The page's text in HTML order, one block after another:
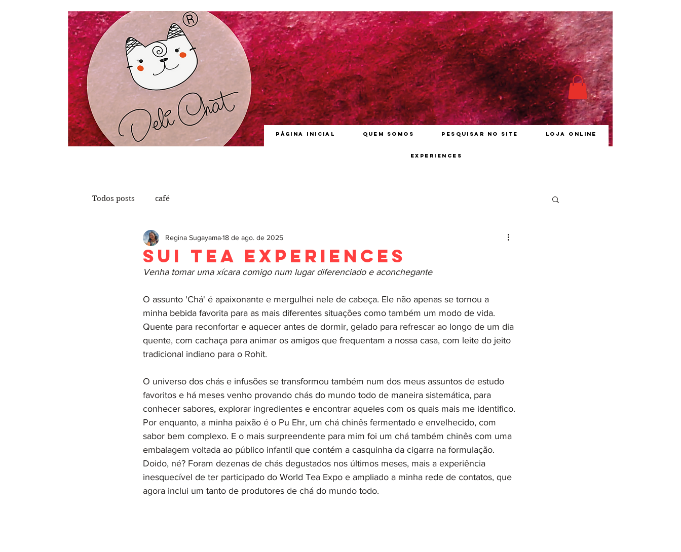
Página inicial Quem somos Pesquisar no site Loja online
Experiences
Todos posts café
Sui Tea Experiences
Regina Sugayama18 de ago. de 2025
Venha tomar uma xícara comigo num lugar diferenciado e aconchegante
O assunto 'Chá' é apaixonante e mergulhei nele de cabeça. Ele não apenas se tornou a
minha bebida favorita para as mais diferentes situações como também um modo de vida.
Quente para reconfortar e aquecer antes de dormir, gelado para refrescar ao longo de um dia
quente, com cachaça para animar os amigos que frequentam a nossa casa, com leite do jeito
tradicional indiano para o Rohit.
O universo dos chás e infusões se transformou também num dos meus assuntos de estudo
favoritos e há meses venho provando chás do mundo todo de maneira sistemática, para
conhecer sabores, explorar ingredientes e encontrar aqueles com os quais mais me identifico.
Por enquanto, a minha paixão é o Pu Ehr, um chá chinês fermentado e envelhecido, com
sabor bem complexo. E o mais surpreendente para mim foi um chá também chinês com uma
embalagem voltada ao público infantil que contém a casquinha da cigarra na formulação.
Doido, né? Foram dezenas de chás degustados nos últimos meses, mais a experiência
inesquecível de ter participado do World Tea Expo e ampliado a minha rede de contatos, que
agora inclui um tanto de produtores de chá do mundo todo.